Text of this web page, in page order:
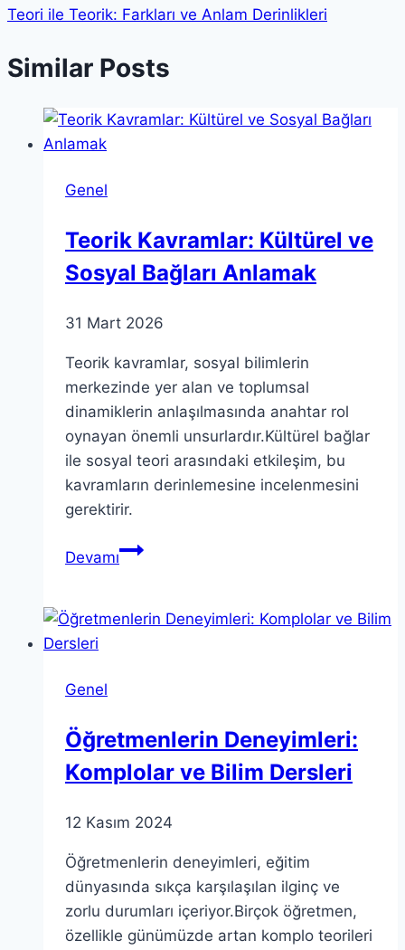
Teori ile Teorik: Farkları ve Anlam Derinlikleri
Similar Posts
Genel
Teorik Kavramlar: Kültürel ve
Sosyal Bağları Anlamak
31 Mart 2026
Teorik kavramlar, sosyal bilimlerin
merkezinde yer alan ve toplumsal
dinamiklerin anlaşılmasında anahtar rol
oynayan önemli unsurlardır.Kültürel bağlar
ile sosyal teori arasındaki etkileşim, bu
kavramların derinlemesine incelenmesini
gerektirir.
DevamıTeorik
ve
Genel
Öğretmenlerin Deneyimleri:
Komplolar ve Bilim Dersleri
12 Kasım 2024
Öğretmenlerin deneyimleri, eğitim
dünyasında sıkça karşılaşılan ilginç ve
zorlu durumları içeriyor.Birçok öğretmen,
özellikle günümüzde artan komplo teorileri